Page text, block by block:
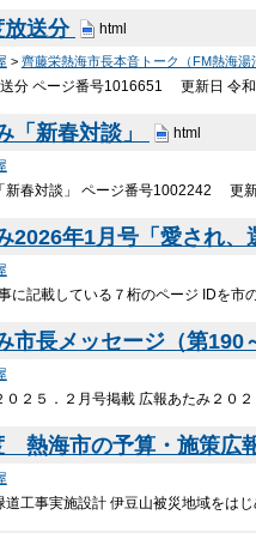
放送分 html
> 齊藤栄熱海市長本音トーク（FM熱海湯
送分 ページ番号1016651 更新日 令
「新春対談」 html
新春対談」 ページ番号1002242 更
2026年1月号「愛され
に記載している７桁のページ IDを
市長メッセージ（第190
０２５．２月号掲載 広報あたみ２０
熱海市の予算・施策広
道工事実施設計 伊豆山被災地域をは